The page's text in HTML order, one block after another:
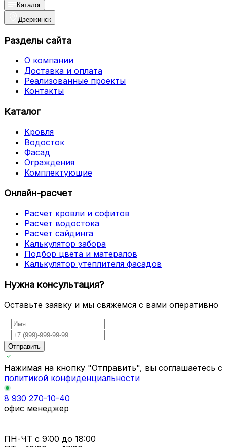
Каталог
Дзержинск
Разделы сайта
О компании
Доставка и оплата
Реализованные проекты
Контакты
Каталог
Кровля
Водосток
Фасад
Ограждения
Комплектующие
Онлайн-расчет
Расчет кровли и софитов
Расчет водостока
Расчет сайдинга
Калькулятор забора
Подбор цвета и матералов
Калькулятор утеплителя фасадов
Нужна консультация?
Оставьте заявку и мы свяжемся с вами оперативно
Отправить
Нажимая на кнопку "Отправить", вы соглашаетесь с
политикой конфиденциальности
8 930 270-10-40
офис менеджер
ПН-ЧТ с 9:00 до 18:00